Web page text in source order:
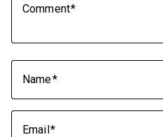
Comment
Name
Email